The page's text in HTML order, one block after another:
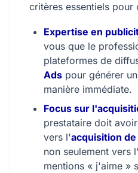
critères essentiels
Expertise en
vous que le
plateformes de
Ads pour générer
manière immédiate.
Focus sur
prestataire doit
vers l'acquisition
non seulement vers
mentions « j'aime »